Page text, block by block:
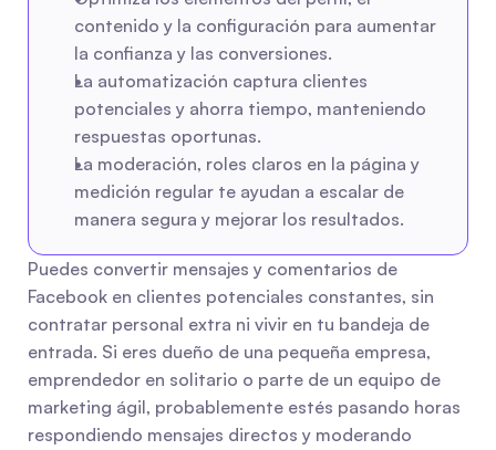
contenido y la configuración para aumentar
la confianza y las conversiones.
La automatización captura clientes
potenciales y ahorra tiempo, manteniendo
respuestas oportunas.
La moderación, roles claros en la página y
medición regular te ayudan a escalar de
manera segura y mejorar los resultados.
Puedes convertir mensajes y comentarios de
Facebook en clientes potenciales constantes, sin
contratar personal extra ni vivir en tu bandeja de
entrada. Si eres dueño de una pequeña empresa,
emprendedor en solitario o parte de un equipo de
marketing ágil, probablemente estés pasando horas
respondiendo mensajes directos y moderando